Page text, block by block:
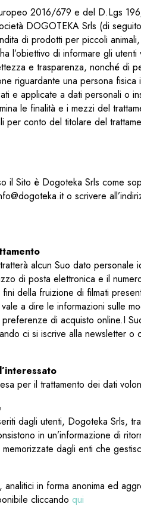
2016/679 e del D.Lgs
DOGOTEKA Srls (di
di prodotti per piccoli
l’obiettivo di informare gli
e trasparenza, nonché di
riguardante una persona
e applicate a dati personali o
le finalità e i mezzi del
per conto del titolare del
il Sito è Dogoteka Srls come
o scrivere
alcun Suo dato
di posta elettronica e il
della fruizione di filmati
a dire le informazioni sulle
di acquisto online.I
ci si iscrive alla newsletter
per il trattamento dei dati
dagli utenti, Dogoteka Srls,
in un’informazione di
dagli enti che
in forma anonima ed
cliccando qui